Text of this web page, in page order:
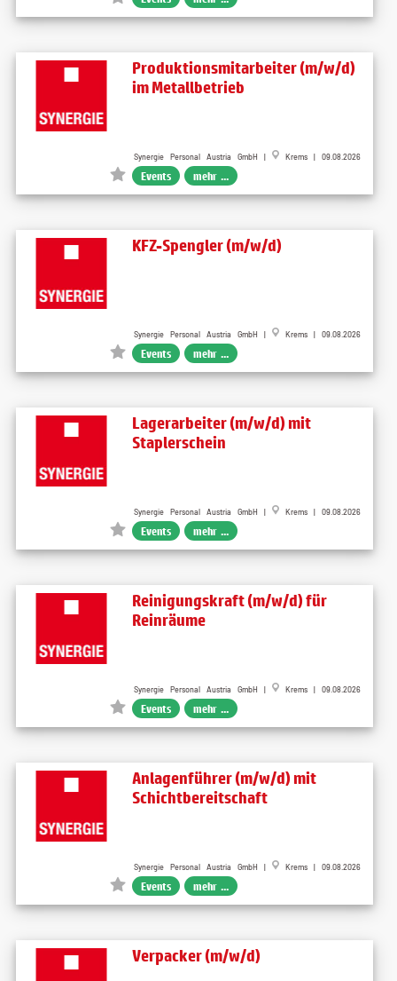
Produktionsmitarbeiter (m/w/d)
im Metallbetrieb
Synergie Personal Austria GmbH | Krems | 09.08.2026
Events mehr ...
KFZ-Spengler (m/w/d)
Synergie Personal Austria GmbH | Krems | 09.08.2026
Events mehr ...
Lagerarbeiter (m/w/d) mit
Staplerschein
Synergie Personal Austria GmbH | Krems | 09.08.2026
Events mehr ...
Reinigungskraft (m/w/d) für
Reinräume
Synergie Personal Austria GmbH | Krems | 09.08.2026
Events mehr ...
Anlagenführer (m/w/d) mit
Schichtbereitschaft
Synergie Personal Austria GmbH | Krems | 09.08.2026
Events mehr ...
Verpacker (m/w/d)